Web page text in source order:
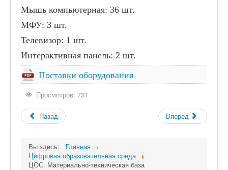
Наставничество
Сведения об организации отдыха детей и их
оздоровлении
Контакты
80-летие Победы
Школьная Служба Примирения
Приём в 1 класс
Школьный хор
Мышь компьютерная: 36 шт.
МФУ: 3 шт.
Телевизор: 1 шт.
Интерактивная панель: 2 шт.
Поставки оборудования
Просмотров: 731
Назад Вперед
Вы здесь:
Главная
Цифровая образовательная среда
ЦОС. Материально-техническая база